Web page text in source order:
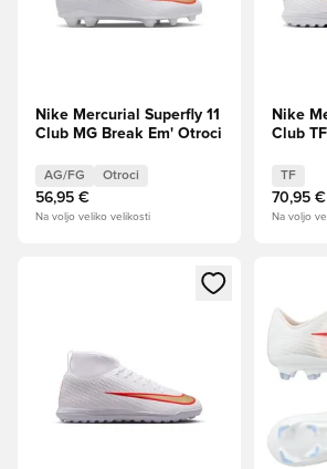
Nike Mercurial Superfly 11
Club MG Break Em' Otroci
AG/FG Otroci
56,95 €
Na voljo veliko velikosti
Nike
Club
TF
70,95 €
Na voljo
Odpre Modal za prijavo ali vpis kot član
Odpre